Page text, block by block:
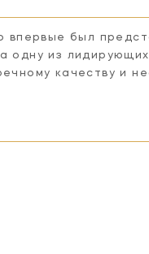
был
одну из
качеству и